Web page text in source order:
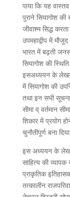
पाया कि यह
पुराने सियागोश
जीवाश्म सिद्ध
उपमहाद्वीप में मौजूद
भारत में बढ़ती
सियागोश की
इसअध्ययन के
में सियागोश की
तथा इन सभी
सीमा व् वर्तमान
शिकार में प्रयोग
चुनौतीपूर्ण बना
इस अध्ययन के
साहित्य की व्यापक
प्राकृतिक
तत्कालीन